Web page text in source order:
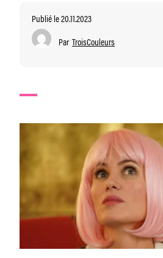
Publié le 20.11.2023
Par TroisCouleurs